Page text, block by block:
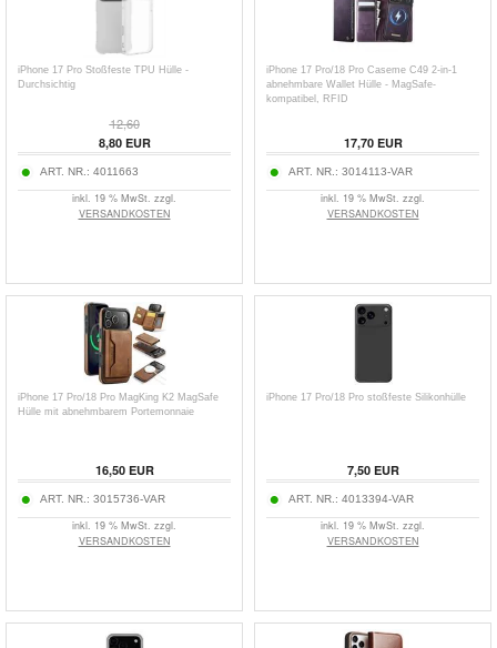
iPhone 17 Pro Stoßfeste TPU Hülle -
Durchsichtig
12,60
8,80EUR
ART. NR.: 4011663
inkl. 19 % MwSt. zzgl.
VERSANDKOSTEN
iPhone 17 Pro/18 Pro Caseme C49 2-in-1
abnehmbare Wallet Hülle - MagSafe-
kompatibel, RFID
17,70EUR
ART. NR.: 3014113-VAR
inkl. 19 % MwSt. zzgl.
VERSANDKOSTEN
iPhone 17 Pro/18 Pro MagKing K2 MagSafe
Hülle mit abnehmbarem Portemonnaie
16,50EUR
ART. NR.: 3015736-VAR
inkl. 19 % MwSt. zzgl.
VERSANDKOSTEN
iPhone 17 Pro/18 Pro stoßfeste Silikonhülle
7,50EUR
ART. NR.: 4013394-VAR
inkl. 19 % MwSt. zzgl.
VERSANDKOSTEN